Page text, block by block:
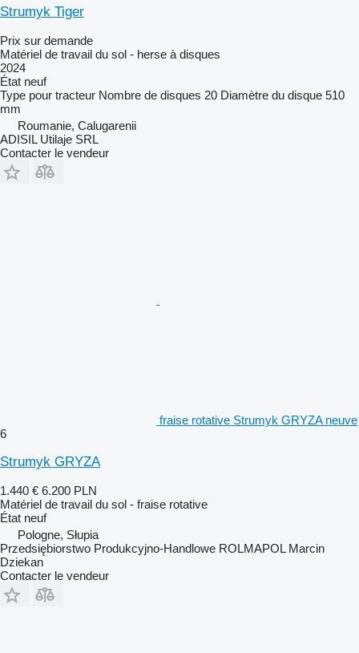
Strumyk Tiger
Prix sur demande
Matériel de travail du sol - herse à disques
2024
État neuf
Type pour tracteur Nombre de disques 20 Diamètre du disque 510
mm
Roumanie, Calugarenii
ADISIL Utilaje SRL
Contacter le vendeur
fraise rotative Strumyk GRYZA neuve
6
Strumyk GRYZA
1.440 € 6.200 PLN
Matériel de travail du sol - fraise rotative
État neuf
Pologne, Słupia
Przedsiębiorstwo Produkcyjno-Handlowe ROLMAPOL Marcin
Dziekan
Contacter le vendeur